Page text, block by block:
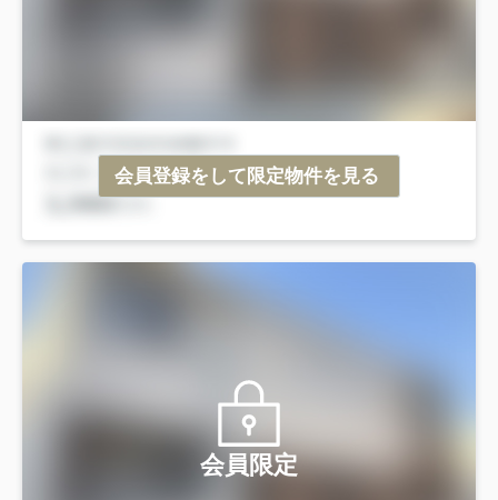
会員登録をして限定物件を見る
会員限定